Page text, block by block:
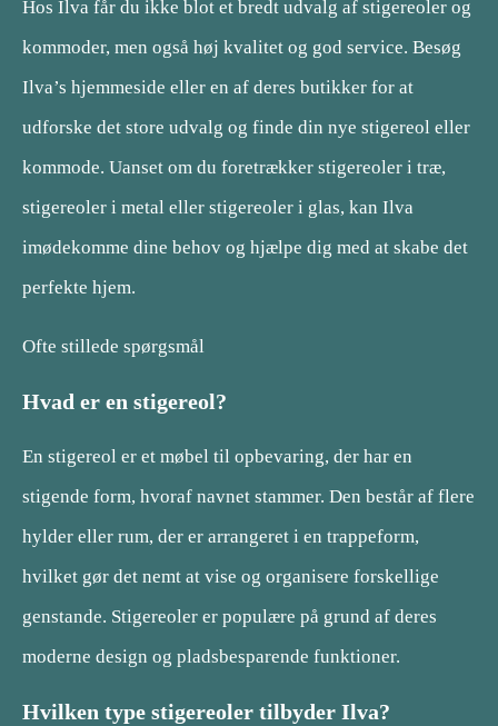
Hos Ilva får du ikke blot et bredt udvalg af stigereoler og
kommoder, men også høj kvalitet og god service. Besøg
Ilva’s hjemmeside eller en af deres butikker for at
udforske det store udvalg og finde din nye stigereol eller
kommode. Uanset om du foretrækker stigereoler i træ,
stigereoler i metal eller stigereoler i glas, kan Ilva
imødekomme dine behov og hjælpe dig med at skabe det
perfekte hjem.
Ofte stillede spørgsmål
Hvad er en stigereol?
En stigereol er et møbel til opbevaring, der har en
stigende form, hvoraf navnet stammer. Den består af flere
hylder eller rum, der er arrangeret i en trappeform,
hvilket gør det nemt at vise og organisere forskellige
genstande. Stigereoler er populære på grund af deres
moderne design og pladsbesparende funktioner.
Hvilken type stigereoler tilbyder Ilva?